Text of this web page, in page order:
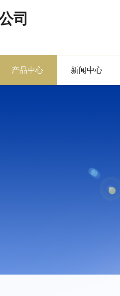
司
产品中心 新闻中心